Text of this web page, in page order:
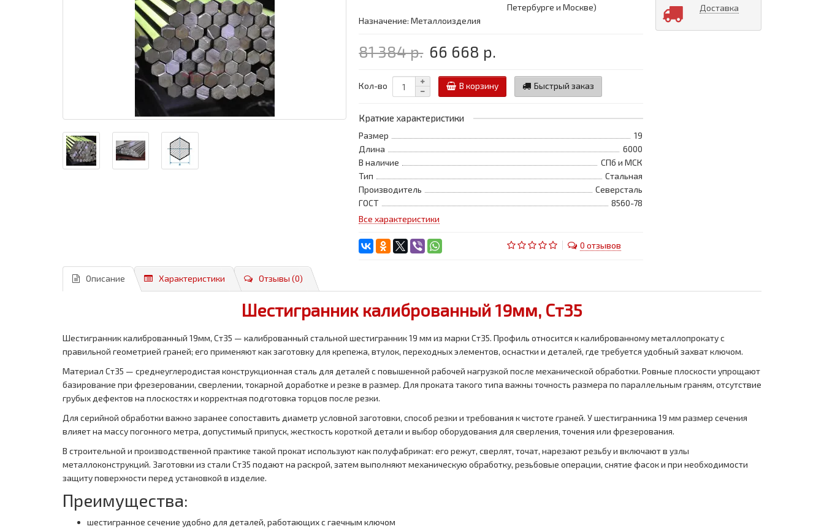
Петербурге и Москве)
Назначение: Металлоизделия
81 384 р. 66 668 р.
Кол-во В корзину Быстрый заказ
Краткие характеристики
Размер
19
Длина
6000
В наличие
СПб и МСК
Тип
Стальная
Производитель
Северсталь
ГОСТ
8560-78
Все характеристики
0 отзывов
Доставка
Описание Характеристики Отзывы (0)
Шестигранник калиброванный 19мм, Ст35
Шестигранник калиброванный 19мм, Ст35 — калиброванный стальной шестигранник 19 мм из марки Ст35. Профиль относится к калиброванному металлопрокату с
правильной геометрией граней; его применяют как заготовку для крепежа, втулок, переходных элементов, оснастки и деталей, где требуется удобный захват ключом.
Материал Ст35 — среднеуглеродистая конструкционная сталь для деталей с повышенной рабочей нагрузкой после механической обработки. Ровные плоскости упрощают
базирование при фрезеровании, сверлении, токарной доработке и резке в размер. Для проката такого типа важны точность размера по параллельным граням, отсутствие
грубых дефектов на плоскостях и корректная подготовка торцов после резки.
Для серийной обработки важно заранее сопоставить диаметр условной заготовки, способ резки и требования к чистоте граней. У шестигранника 19 мм размер сечения
влияет на массу погонного метра, допустимый припуск, жесткость короткой детали и выбор оборудования для сверления, точения или фрезерования.
В строительной и производственной практике такой прокат используют как полуфабрикат: его режут, сверлят, точат, нарезают резьбу и включают в узлы
металлоконструкций. Заготовки из стали Ст35 подают на раскрой, затем выполняют механическую обработку, резьбовые операции, снятие фасок и при необходимости
защиту поверхности перед установкой в изделие.
Преимущества:
шестигранное сечение удобно для деталей, работающих с гаечным ключом